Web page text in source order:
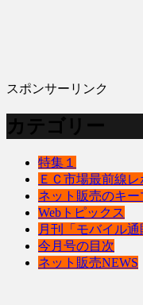
スポンサーリンク
カテゴリー
特集１
ＥＣ市場最前線レ
ネット販売のキー
Webトピックス
月刊「モバイル通
今月号の目次
ネット販売NEWS